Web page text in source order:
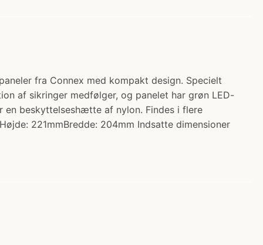
fra Connex med kompakt design. Specielt
af sikringer medfølger, og panelet har grøn LED-
en beskyttelseshætte af nylon. Findes i flere
221mmBredde: 204mm Indsatte dimensioner